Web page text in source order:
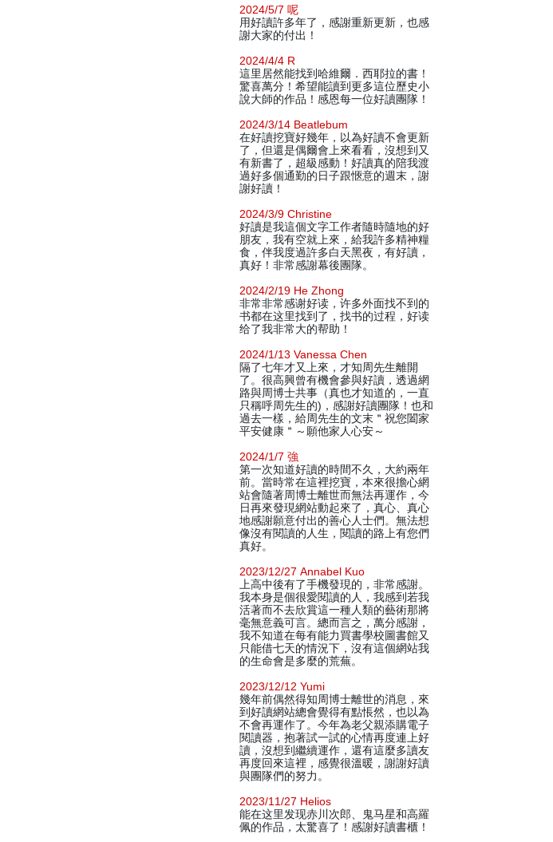
2024/5/7 呢
用好讀許多年了，感謝重新更新，也感
謝大家的付出！
2024/4/4 R
這里居然能找到哈維爾．西耶拉的書！
驚喜萬分！希望能讀到更多這位歷史小
說大師的作品！感恩每一位好讀團隊！
2024/3/14 Beatlebum
在好讀挖寶好幾年，以為好讀不會更新
了，但還是偶爾會上來看看，沒想到又
有新書了，超級感動！好讀真的陪我渡
過好多個通勤的日子跟愜意的週末，謝
謝好讀！
2024/3/9 Christine
好讀是我這個文字工作者隨時隨地的好
朋友，我有空就上來，給我許多精神糧
食，伴我度過許多白天黑夜，有好讀，
真好！非常感謝幕後團隊。
2024/2/19 He Zhong
非常非常感谢好读，许多外面找不到的
书都在这里找到了，找书的过程，好读
给了我非常大的帮助！
2024/1/13 Vanessa Chen
隔了七年才又上來，才知周先生離開
了。很高興曾有機會參與好讀，透過網
路與周博士共事（真也才知道的，一直
只稱呼周先生的)，感謝好讀團隊！也和
過去一樣，給周先生的文末＂祝您闔家
平安健康＂～願他家人心安～
2024/1/7 強
第一次知道好讀的時間不久，大約兩年
前。當時常在這裡挖寶，本來很擔心網
站會隨著周博士離世而無法再運作，今
日再來發現網站動起來了，真心、真心
地感謝願意付出的善心人士們。無法想
像沒有閱讀的人生，閱讀的路上有您們
真好。
2023/12/27 Annabel Kuo
上高中後有了手機發現的，非常感謝。
我本身是個很愛閱讀的人，我感到若我
活著而不去欣賞這一種人類的藝術那將
毫無意義可言。總而言之，萬分感謝，
我不知道在每有能力買書學校圖書館又
只能借七天的情況下，沒有這個網站我
的生命會是多麼的荒蕪。
2023/12/12 Yumi
幾年前偶然得知周博士離世的消息，來
到好讀網站總會覺得有點悵然，也以為
不會再運作了。今年為老父親添購電子
閱讀器，抱著試一試的心情再度連上好
讀，沒想到繼續運作，還有這麼多讀友
再度回來這裡，感覺很溫暖，謝謝好讀
與團隊們的努力。
2023/11/27 Helios
能在这里发现赤川次郎、鬼马星和高羅
佩的作品，太驚喜了！感謝好讀書櫃！